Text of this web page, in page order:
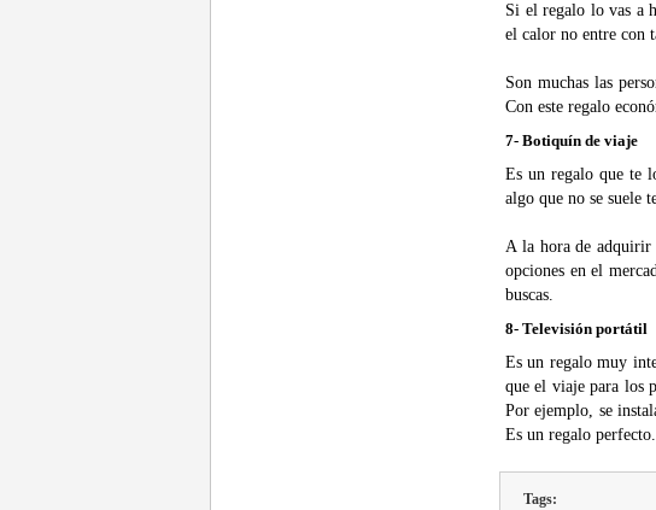
Si el regalo lo vas a
el calor no entre con
Son muchas las
Con este regalo
7- Botiquín de viaje
Es un regalo que te
algo que no se suele
A la hora de adquirir
opciones en el
buscas.
8- Televisión portátil
Es un regalo muy
que el viaje para los
Por ejemplo, se
Es un regalo
Tags: